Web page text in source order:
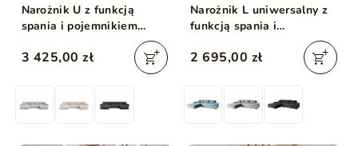
Narożnik U z funkcją
spania i pojemnikiem
3 425,00 zł
Narożnik L uniwersalny z
funkcją spania i
pojemnikiem Sonia Czarny
2 695,00 zł